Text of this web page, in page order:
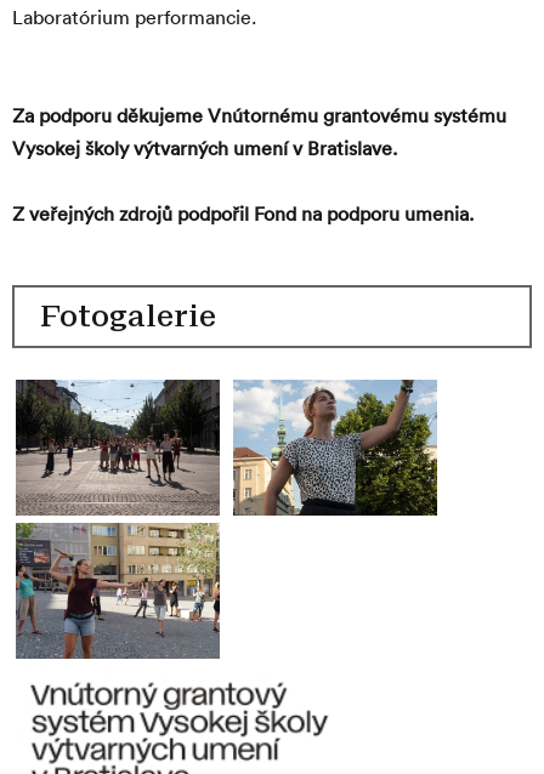
Laboratórium performancie.
Za podporu děkujeme Vnútornému grantovému systému
Vysokej školy výtvarných umení v Bratislave.
Z veřejných zdrojů podpořil Fond na podporu umenia.
Akce
Fotogalerie